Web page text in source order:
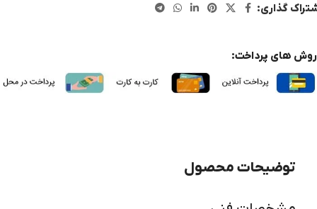
گذاری:
روش های پرداخت:
توضیحات محصول